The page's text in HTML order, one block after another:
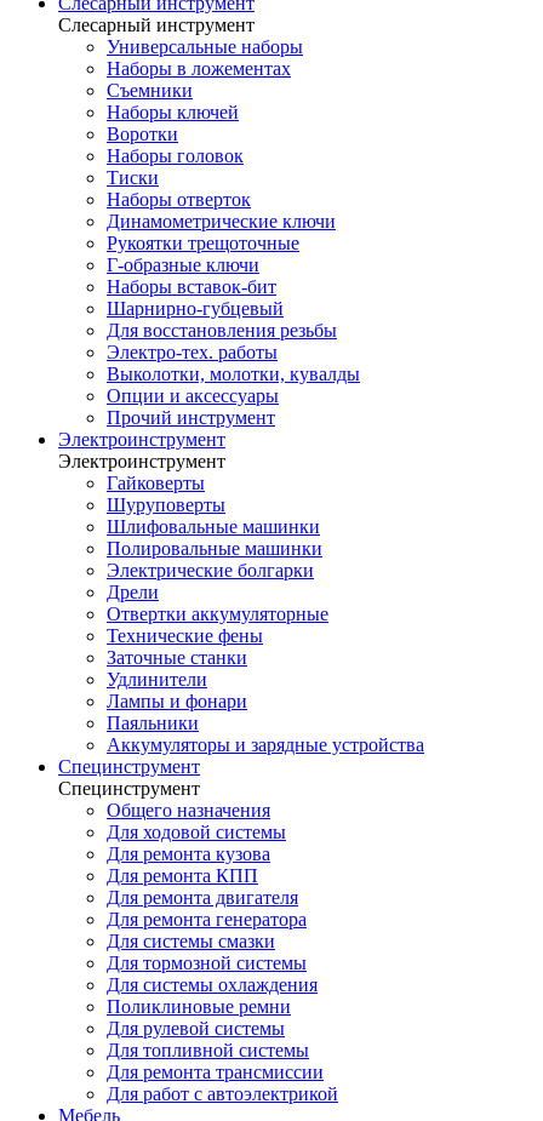
Слесарный инструмент
Универсальные наборы
Наборы в ложементах
Съемники
Наборы ключей
Воротки
Наборы головок
Тиски
Наборы отверток
Динамометрические ключи
Рукоятки трещоточные
Г-образные ключи
Наборы вставок-бит
Шарнирно-губцевый
Для восстановления резьбы
Электро-тех. работы
Выколотки, молотки, кувалды
Опции и аксессуары
Прочий инструмент
Электроинструмент
Электроинструмент
Гайковерты
Шуруповерты
Шлифовальные машинки
Полировальные машинки
Электрические болгарки
Дрели
Отвертки аккумуляторные
Технические фены
Заточные станки
Удлинители
Лампы и фонари
Паяльники
Аккумуляторы и зарядные устройства
Специнструмент
Специнструмент
Общего назначения
Для ходовой системы
Для ремонта кузова
Для ремонта КПП
Для ремонта двигателя
Для ремонта генератора
Для системы смазки
Для тормозной системы
Для системы охлаждения
Поликлиновые ремни
Для рулевой системы
Для топливной системы
Для ремонта трансмиссии
Для работ с автоэлектрикой
Мебель